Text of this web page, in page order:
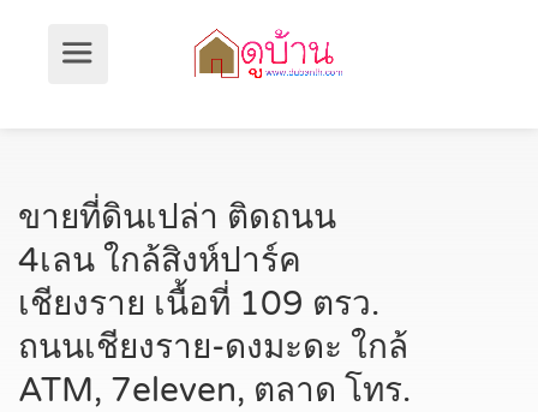
ขายที่ดินเปล่า ติดถนน
4เลน ใกล้สิงห์ปาร์ค
เชียงราย เนื้อที่ 109 ตรว.
ถนนเชียงราย-ดงมะดะ ใกล้
ATM, 7eleven, ตลาด โทร.